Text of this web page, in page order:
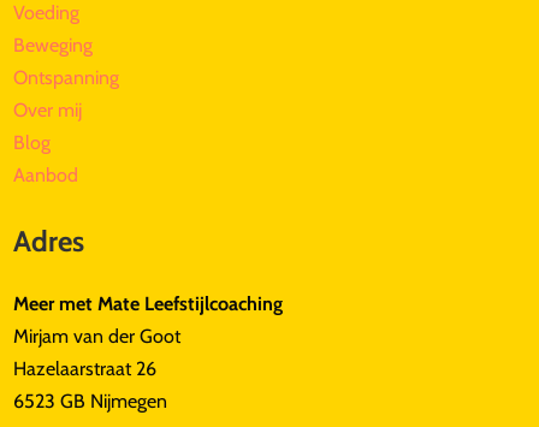
Adres
Meer met Mate Leefstijlcoaching
Mirjam van der Goot
Hazelaarstraat 26
6523 GB Nijmegen
Voeding
Beweging
Ontspanning
Over mij
Blog
Aanbod